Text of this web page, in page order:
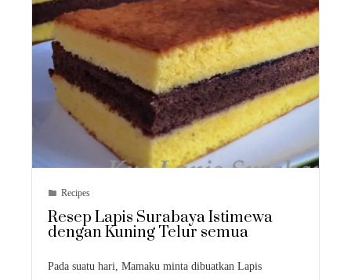
Recipes
Resep Lapis Surabaya Istimewa
dengan Kuning Telur semua
Pada suatu hari, Mamaku minta dibuatkan Lapis